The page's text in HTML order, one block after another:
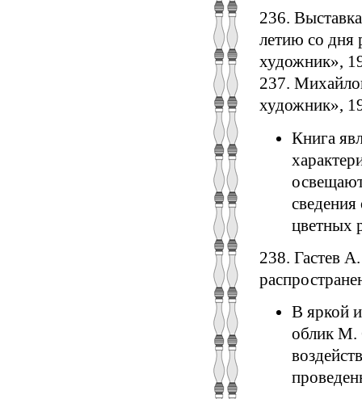
236.
летию со дня
художник»,
237.
художник»,
Книга
цветных
238. Гастев
В яркой
облик М.